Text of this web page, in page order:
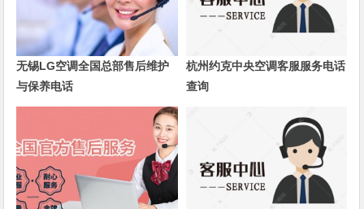
无锡LG空调全国总部售后维护
与保养电话
杭州约克中央空调客服服务电话
查询